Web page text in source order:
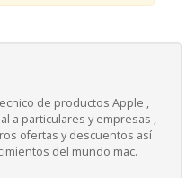
de productos Apple ,
a particulares y empresas ,
ofertas y descuentos así
del mundo mac.